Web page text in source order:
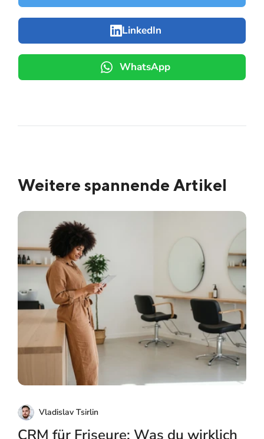
LinkedIn
WhatsApp
Weitere spannende Artikel
Vladislav Tsirlin
CRM für Friseure: Was du wirklich